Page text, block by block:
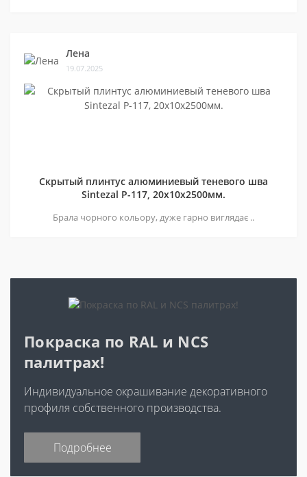
Лена
19.07.2025
Скрытый плинтус алюминиевый теневого шва
Sintezal P-117, 20х10х2500мм.
Брала чорного кольору, дуже гарно виглядає ..
Покраска по RAL и NCS
палитрах!
Индивидуальное окрашивание декоративного
профиля собственного производства.
Подробнее